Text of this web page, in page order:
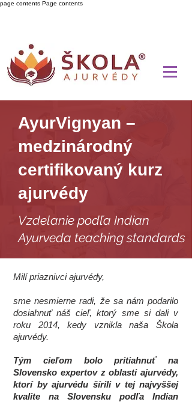
page contents Page contents
AyurVignyan –
medzinárodný
certifikovaný kurz
ajurvédy
Vzdelanie podľa Indian
Ayurveda teaching standards
Milí priaznivci ajurvédy,
sme nesmierne radi, že sa nám podarilo
dosiahnuť náš cieľ, ktorý sme si dali v
roku 2014, kedy vznikla naša Škola
ajurvédy.
Tým cieľom bolo pritiahnuť na
Slovensko expertov z oblasti ajurvédy,
ktorí by ajurvédu šírili v tej najvyššej
kvalite na Slovensku podľa Indian